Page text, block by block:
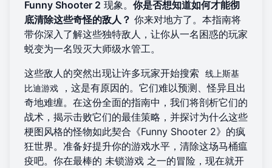
Funny Shooter 2 现象。 你是否想知道如何才能彻
底清除这些奇怪的敌人？ 你来对地方了。本指南将
带你深入了解这些独特敌人，让你从一名困惑的玩家
蜕变为一名毁灭大师级水管工。
这些敌人的突然出现让许多玩家开始搜索
线上斯基
比迪游戏
，这是有原因的。它们难以预测、怪异且出
奇地难缠。在这份全面的指南中，我们将剖析它们的
战术，揭示击败它们的最佳策略，并探讨为什么这些
梗图风格的怪物如此契合《Funny Shooter 2》的疯
狂世界。准备好提升你的游戏水平，清除这场马桶瘟
疫吧。你在最棒的 未锁游戏 之一的冒险，现在就开